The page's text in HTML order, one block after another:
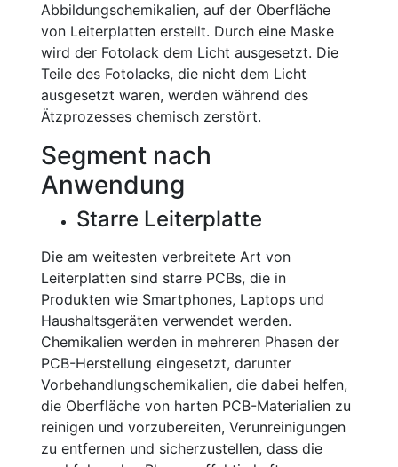
Abbildungschemikalien, auf der Oberfläche
von Leiterplatten erstellt. Durch eine Maske
wird der Fotolack dem Licht ausgesetzt. Die
Teile des Fotolacks, die nicht dem Licht
ausgesetzt waren, werden während des
Ätzprozesses chemisch zerstört.
Segment nach
Anwendung
Starre Leiterplatte
Die am weitesten verbreitete Art von
Leiterplatten sind starre PCBs, die in
Produkten wie Smartphones, Laptops und
Haushaltsgeräten verwendet werden.
Chemikalien werden in mehreren Phasen der
PCB-Herstellung eingesetzt, darunter
Vorbehandlungschemikalien, die dabei helfen,
die Oberfläche von harten PCB-Materialien zu
reinigen und vorzubereiten, Verunreinigungen
zu entfernen und sicherzustellen, dass die